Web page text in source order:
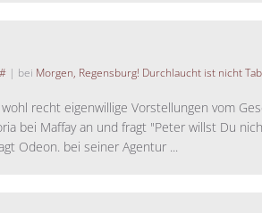
# | bei Morgen, Regensburg! Durchlaucht ist nicht
recht eigenwillige Vorstellungen vom
bei Maffay an und fragt "Peter willst Du
Odeon. bei seiner Agentur ...